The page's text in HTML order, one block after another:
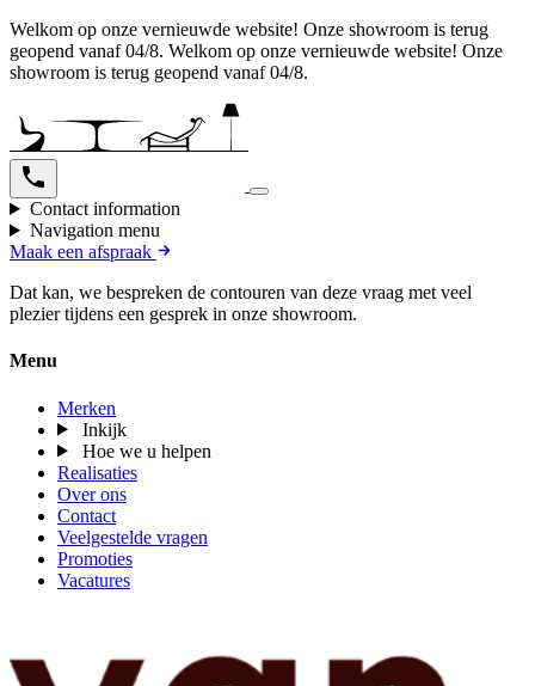
Welkom op onze vernieuwde website! Onze showroom is terug
geopend vanaf 04/8. Welkom op onze vernieuwde website! Onze
showroom is terug geopend vanaf 04/8.
Contact information
Navigation menu
Maak een afspraak
Dat kan, we bespreken de contouren van deze vraag met veel
plezier tijdens een gesprek in onze showroom.
Menu
Merken
Inkijk
Hoe we u helpen
Realisaties
Over ons
Contact
Veelgestelde vragen
Promoties
Vacatures